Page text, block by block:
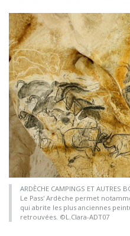
ARDÈCHE CAMPINGS ET AUTRES
Le Pass' Ardèche permet
qui abrite les plus anciennes
retrouvées. ©L.Clara-ADT07